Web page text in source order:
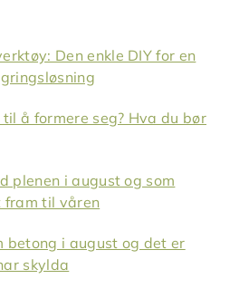
Den enkle DIY for en
å formere seg? Hva du bør
plenen i august og som
fram til våren
betong i august og det er
skylda